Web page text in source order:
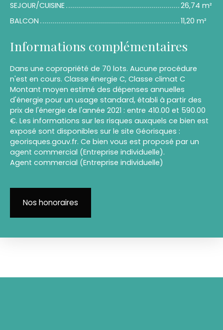
SEJOUR/CUISINE
26,74 m²
BALCON
11,20 m²
Informations complémentaires
Dans une copropriété de 70 lots. Aucune procédure
n'est en cours. Classe énergie C, Classe climat C
Montant moyen estimé des dépenses annuelles
d'énergie pour un usage standard, établi à partir des
prix de l'énergie de l'année 2021 : entre 410.00 et 590.00
€. Les informations sur les risques auxquels ce bien est
exposé sont disponibles sur le site Géorisques :
georisques.gouv.fr. Ce bien vous est proposé par un
agent commercial (Entreprise individuelle).
Agent commercial (Entreprise individuelle)
Nos honoraires